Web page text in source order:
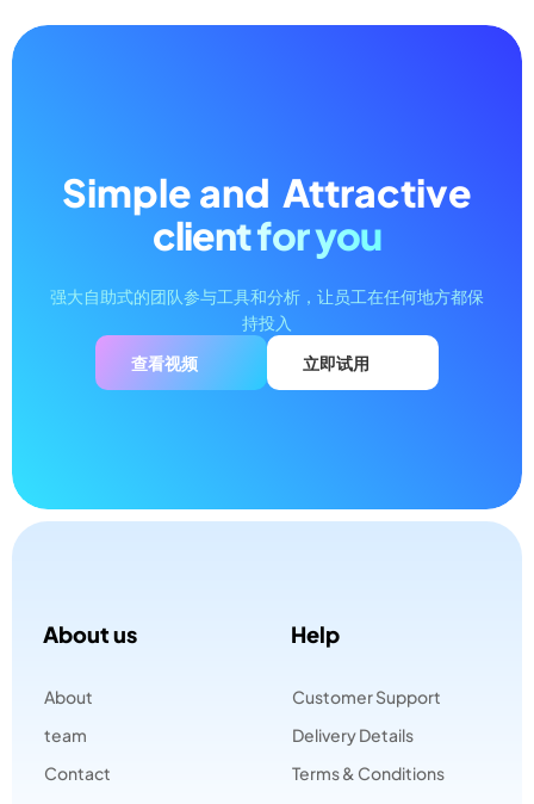
Simple and Attractive
client for you
强大自助式的团队参与工具和分析，让员工在任何地方都保
持投入
查看视频
立即试用
About us
About
team
Contact
Help
Customer Support
Delivery Details
Terms & Conditions